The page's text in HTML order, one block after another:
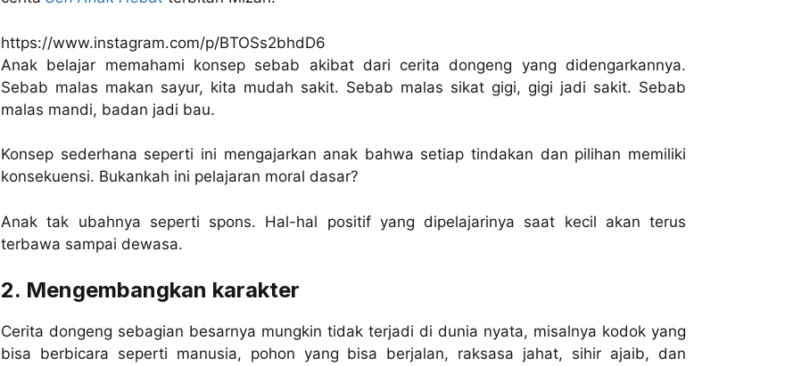
https://www.instagram.com/p/BTOSs2bhdD6
Anak belajar memahami konsep sebab akibat dari cerita dongeng yang didengarkannya.
Sebab malas makan sayur, kita mudah sakit. Sebab malas sikat gigi, gigi jadi sakit. Sebab
malas mandi, badan jadi bau.
Konsep sederhana seperti ini mengajarkan anak bahwa setiap tindakan dan pilihan memiliki
konsekuensi. Bukankah ini pelajaran moral dasar?
Anak tak ubahnya seperti spons. Hal-hal positif yang dipelajarinya saat kecil akan terus
terbawa sampai dewasa.
2. Mengembangkan karakter
Cerita dongeng sebagian besarnya mungkin tidak terjadi di dunia nyata, misalnya kodok yang
bisa berbicara seperti manusia, pohon yang bisa berjalan, raksasa jahat, sihir ajaib, dan